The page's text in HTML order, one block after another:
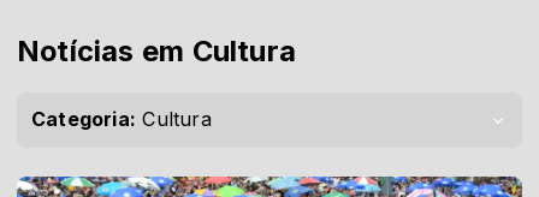
Notícias em Cultura
Categoria: Cultura